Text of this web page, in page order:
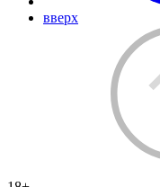
вверх